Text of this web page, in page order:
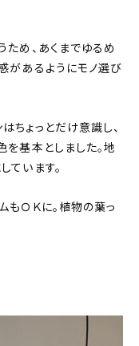
め、あくまでゆるめ
があるようにモノ選び
ちょっとだけ意識し、
を基本としました。地
ています。
もＯＫに。植物の葉っ